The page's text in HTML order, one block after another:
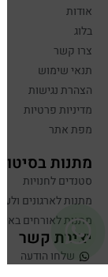
אודות
בלוג
צרו קשר
תנאי שימוש
הצהרת נגישות
מדיניות פרטיות
מפת אתר
מתנות
סטנדים לחנויות
מתנות לארגונים
מתנות לאורחים
יצירת קשר
שלחו הודעה